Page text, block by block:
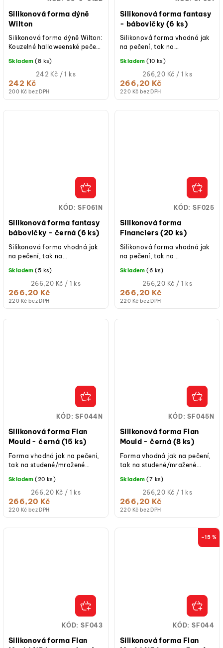
Silikonová forma dýně
Wilton
200 Kč bez DPH
242 Kč
Měrná
cena:
242 Kč / 1 ks
Skladem (8 ks)
Silikonová forma dýně Wilton:
Kouzelné halloweenské pečení
forma Jack-O-Lantern je...
Silikonová forma fantasy
- bábovičky (6 ks)
220 Kč bez DPH
266,20 Kč
Měrná
cena:
266,20 Kč / 1 ks
Skladem (10 ks)
Silikonová forma vhodná jak
na pečení, tak na
Silikonová forma fantasy
bábovičky - černá (6 ks)
220 Kč bez DPH
266,20 Kč
Měrná
cena:
266,20 Kč / 1 ks
Skladem (5 ks)
Silikonová forma vhodná jak
na pečení, tak na
KÓD:SF061N
Silikonová forma
Financiers (20 ks)
220 Kč bez DPH
266,20 Kč
Měrná
cena:
266,20 Kč / 1 ks
Skladem (6 ks)
Silikonová forma vhodná jak
na pečení, tak na
KÓD: SF025
Silikonová forma Flan
Mould - černá (15 ks)
220 Kč bez DPH
266,20 Kč
Měrná
cena:
266,20 Kč / 1 ks
Skladem (20 ks)
Forma vhodná jak na pečení,
tak na studené/mražené
KÓD:SF044N
Silikonová forma Flan
Mould - černá (8 ks)
220 Kč bez DPH
266,20 Kč
Měrná
cena:
266,20 Kč / 1 ks
Skladem (7 ks)
Forma vhodná jak na pečení,
tak na studené/mražené
KÓD:SF045N
Silikonová forma Flan
KÓD: SF043
–15 %
Silikonová forma Flan
KÓD: SF044